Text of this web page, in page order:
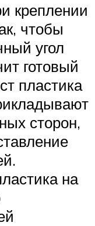
креплении
чтобы
угол
готовый
пластика
сторон,
на